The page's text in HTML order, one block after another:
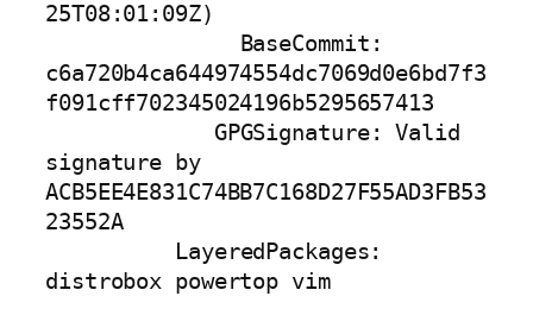
25T08:01:09Z)
c6a720b4ca644974554dc7069d0e6bd7f3
f091cff702345024196b5295657413
signature by
ACB5EE4E831C74BB7C168D27F55AD3FB53
23552A
distrobox powertop vim